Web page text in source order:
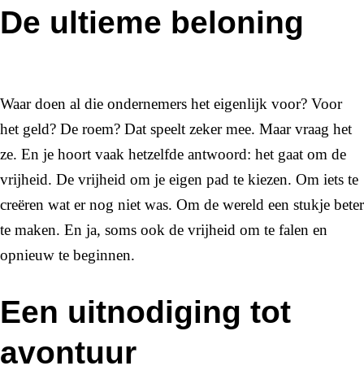
De ultieme beloning
Waar doen al die ondernemers het eigenlijk voor? Voor
het geld? De roem? Dat speelt zeker mee. Maar vraag het
ze. En je hoort vaak hetzelfde antwoord: het gaat om de
vrijheid. De vrijheid om je eigen pad te kiezen. Om iets te
creëren wat er nog niet was. Om de wereld een stukje beter
te maken. En ja, soms ook de vrijheid om te falen en
opnieuw te beginnen.
Een uitnodiging tot
avontuur